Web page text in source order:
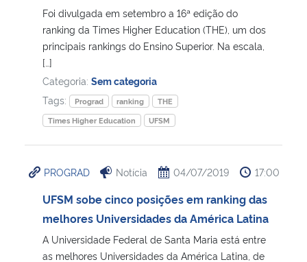
Foi divulgada em setembro a 16ª edição do
ranking da Times Higher Education (THE), um dos
principais rankings do Ensino Superior. Na escala,
[…]
Categoria: Sem categoria
Tags:
Prograd ranking
THE
Times Higher Education
UFSM
PROGRAD Notícia 04/07/2019 17:00
UFSM sobe cinco posições em ranking das
melhores Universidades da América Latina
A Universidade Federal de Santa Maria está entre
as melhores Universidades da América Latina, de